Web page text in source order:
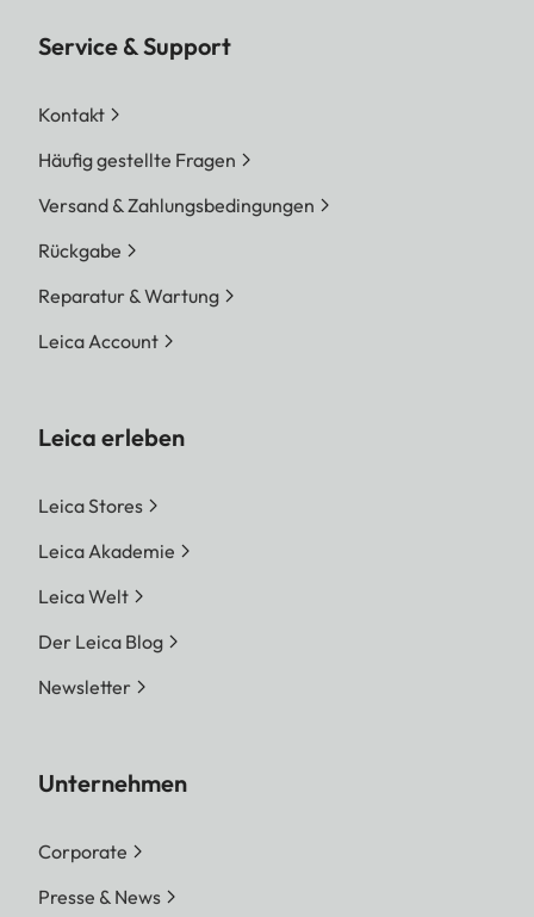
Service & Support
Kontakt
Häufig gestellte Fragen
Versand & Zahlungsbedingungen
Rückgabe
Reparatur & Wartung
Leica Account
Leica erleben
Leica Stores
Leica Akademie
Leica Welt
Der Leica Blog
Newsletter
Unternehmen
Corporate
Presse & News